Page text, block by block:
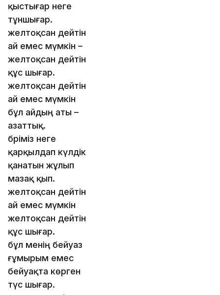
қыстығар неге
тұншығар.
желтоқсан дейтін
ай емес мүмкін –
желтоқсан дейтін
құс шығар.
желтоқсан дейтін
ай емес мүмкін
бұл айдың аты –
азаттық.
бәріміз неге
қарқылдап күлдік
қанатын жұлып
мазақ қып.
желтоқсан дейтін
ай емес мүмкін
желтоқсан дейтін
құс шығар.
бұл менің бейуаз
ғұмырым емес
бейуақта көрген
түс шығар.